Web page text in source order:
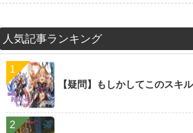
人気記事ランキング
【疑問】もしかしてこのス